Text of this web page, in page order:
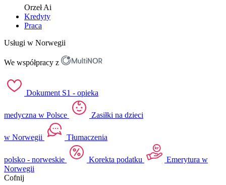
OrzełAi
Kredyty
Praca
Usługi w Norwegii
We współpracy z
Dokument S1 - opieka
medyczna w Polsce Zasiłki na dzieci
w Norwegii Tłumaczenia
polsko - norweskie Korekta podatku
Emerytura w
Norwegii
Cofnij